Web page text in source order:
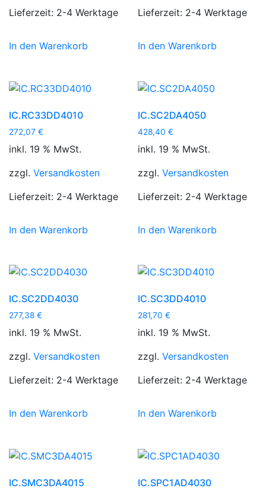
Lieferzeit: 2-4 Werktage
In den Warenkorb
Lieferzeit: 2-4 Werktage
In den Warenkorb
IC.RC33DD4010
272,07 €
inkl. 19 % MwSt.
zzgl. Versandkosten
Lieferzeit: 2-4 Werktage
In den Warenkorb
IC.SC2DA4050
428,40€
inkl. 19 % MwSt.
zzgl.Versandkosten
Lieferzeit: 2-4 Werktage
In den Warenkorb
IC.SC2DD4030
277,38 €
inkl. 19 % MwSt.
zzgl. Versandkosten
Lieferzeit: 2-4 Werktage
In den Warenkorb
IC.SC3DD4010
281,70€
inkl. 19 % MwSt.
zzgl.Versandkosten
Lieferzeit: 2-4 Werktage
In den Warenkorb
IC.SMC3DA4015 IC.SPC1AD4030